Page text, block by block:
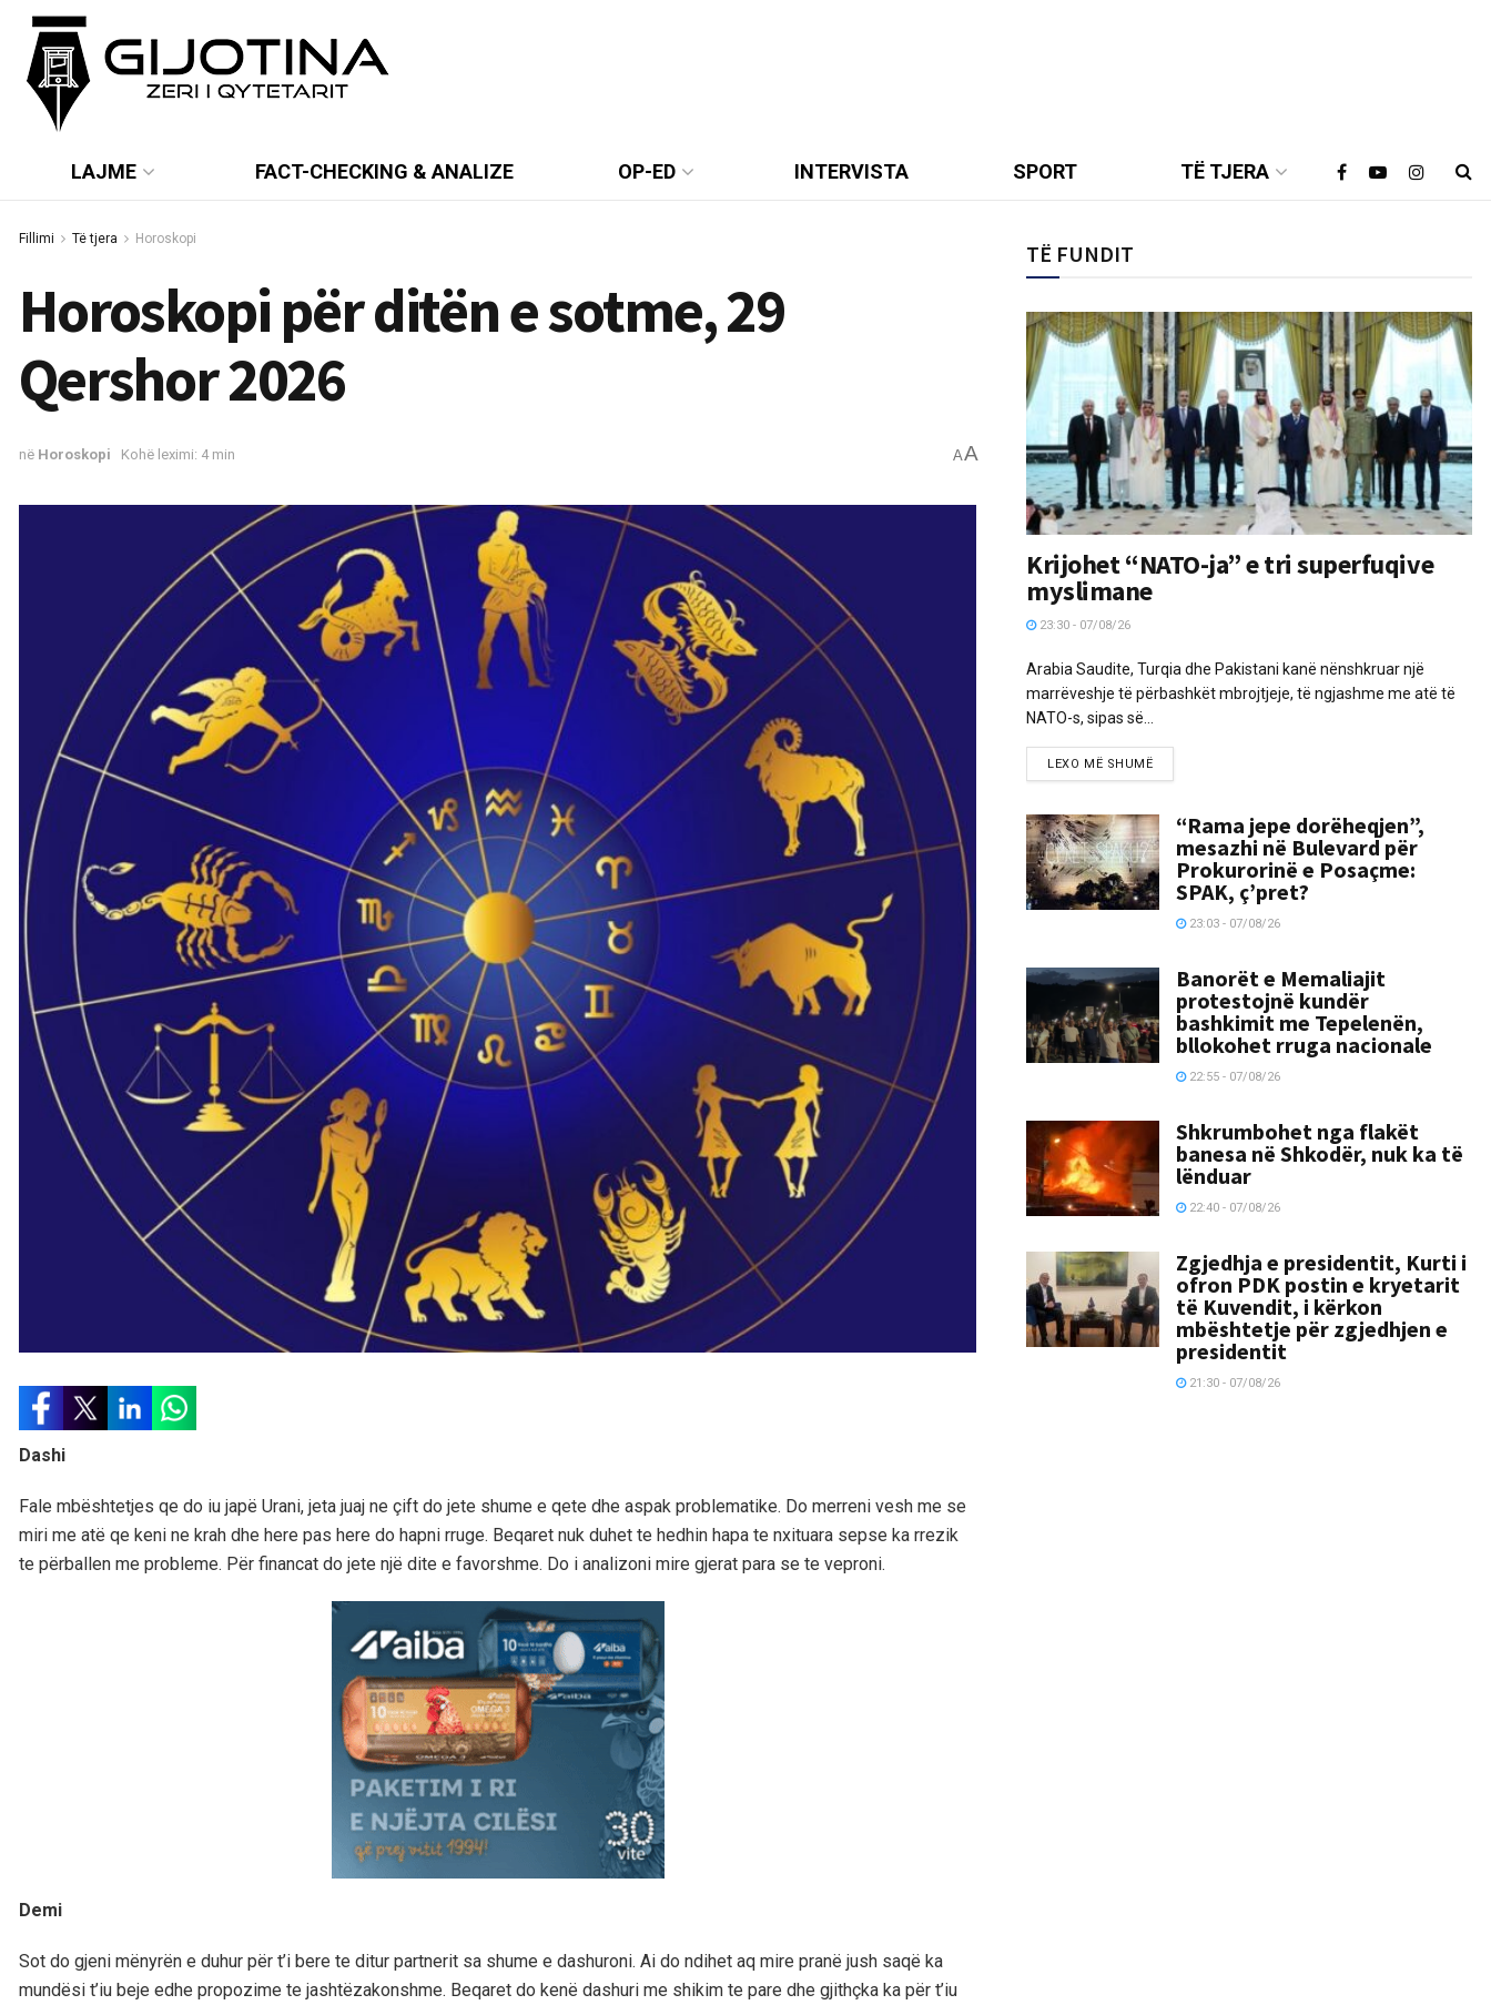
LAJME FACT-CHECKING & ANALIZE OP-ED INTERVISTA SPORT TË TJERA
Fillimi Të tjera Horoskopi
Horoskopi për ditën e sotme, 29
Qershor 2026
në Horoskopi Kohë leximi: 4 min AA
Dashi
Fale mbështetjes qe do iu japë Urani, jeta juaj ne çift do jete shume e qete dhe aspak problematike. Do merreni vesh me se
miri me atë qe keni ne krah dhe here pas here do hapni rruge. Beqaret nuk duhet te hedhin hapa te nxituara sepse ka rrezik
te përballen me probleme. Për financat do jete një dite e favorshme. Do i analizoni mire gjerat para se te veproni.
Demi
Sot do gjeni mënyrën e duhur për t’i bere te ditur partnerit sa shume e dashuroni. Ai do ndihet aq mire pranë jush saqë ka
mundësi t’iu beje edhe propozime te jashtëzakonshme. Beqaret do kenë dashuri me shikim te pare dhe gjithçka ka për t’iu
TË FUNDIT
Krijohet “NATO-ja” e tri superfuqive
myslimane
23:30 - 07/08/26
Arabia Saudite, Turqia dhe Pakistani kanë nënshkruar një
marrëveshje të përbashkët mbrojtjeje, të ngjashme me atë të
NATO-s, sipas së...
LEXO MË SHUMË
“Rama jepe dorëheqjen”,
mesazhi në Bulevard për
Prokurorinë e Posaçme:
SPAK, ç’pret?
23:03 - 07/08/26
Banorët e Memaliajit
protestojnë kundër
bashkimit me Tepelenën,
bllokohet rruga nacionale
22:55 - 07/08/26
Shkrumbohet nga flakët
banesa në Shkodër, nuk ka të
lënduar
22:40 - 07/08/26
Zgjedhja e presidentit, Kurti i
ofron PDK postin e kryetarit
të Kuvendit, i kërkon
mbështetje për zgjedhjen e
presidentit
21:30 - 07/08/26